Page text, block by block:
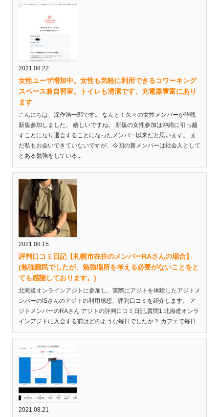
2021.08.22
女性ユーザ増加中。女性も気軽に利用できるコワーキング
スペース兼自習室。トイレも清潔です、充電器豊富にあり
ます
こんにちは、深作浩一郎です。 なんと！久々の女性メンバーが昨晩
新規参加しました。 嬉しいですね。 新規の女性参加は沖縄に引っ越
すことになり退会することになったメンバー以来だと思います。 ま
だ私もお会いできていないですが、今回の新メンバーは社会人として
とある勉強をしている...
2021.08.15
評判口コミ日記【札幌市在住のメンバーRAさんの場合】
(勉強難民でしたが、勉強場所を考える必要がないことをと
ても感謝しております。)
北海道オンラインアジトに参加し、実際にアジトを体験したアジトメ
ンバーのISさんのアジトの利用感想、評判口コミを紹介します。 ア
ジトメンバーのRAさん アジトの評判口コミ日記,質問1:北海道オンラ
インアジトに入会する前はどのような毎日でしたか？ カフェで毎日...
2021.08.21